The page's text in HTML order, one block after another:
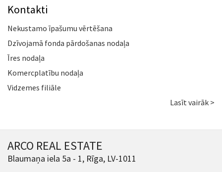
Kontakti
Nekustamo īpašumu vērtēšana
Dzīvojamā fonda pārdošanas nodaļa
Īres nodaļa
Komercplatību nodaļa
Vidzemes filiāle
Lasīt vairāk >
ARCO REAL ESTATE
Blaumaņa iela 5a - 1, Rīga, LV-1011